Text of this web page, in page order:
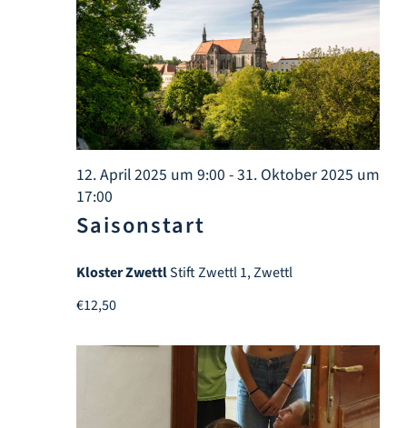
12. April 2025 um 9:00 -31. Oktober 2025 um
17:00
Saisonstart
Kloster ZwettlStift Zwettl 1, Zwettl
€12,50